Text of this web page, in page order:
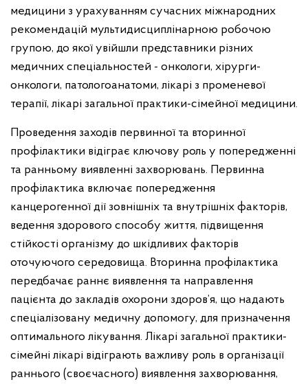
медицини з урахуванням сучасних міжнародних
рекомендацій мультидисциплінарною робочою
групою, до якої увійшли представники різних
медичних спеціальностей - онкологи, хірурги-
онкологи, патологоанатоми, лікарі з променевої
терапії, лікарі загальної практики-сімейної медицини.
Проведення заходів первинної та вторинної
профілактики відіграє ключову роль у попередженні
та ранньому виявленні захворювань. Первинна
профілактика включає попередження
канцерогенної дії зовнішніх та внутрішніх факторів,
ведення здорового способу життя, підвищення
стійкості організму до шкідливих факторів
оточуючого середовища. Вторинна профілактика
передбачає раннє виявлення та направлення
пацієнта до закладів охорони здоров’я, що надають
спеціалізовану медичну допомогу, для призначення
оптимального лікування. Лікарі загальної практики-
сімейні лікарі відіграють важливу роль в організації
раннього (своєчасного) виявлення захворювання,